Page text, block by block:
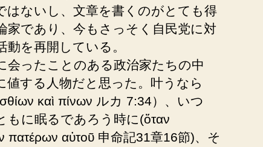
はないし、文章を書くのがとても得
家であり、今もさっそく自民党に対
動を再開している。
会ったことのある政治家たちの中
値する人物だと思った。叶うなら
καὶ πίνων ルカ 7:34）、いつ
もに眠るであろう時に(ὅταν
πατέρων αὐτοῦ 申命記31章16節)、そ